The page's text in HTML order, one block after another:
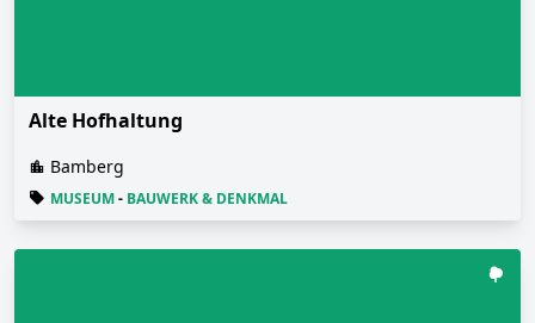
Alte Hofhaltung
Bamberg
MUSEUM- BAUWERK & DENKMAL